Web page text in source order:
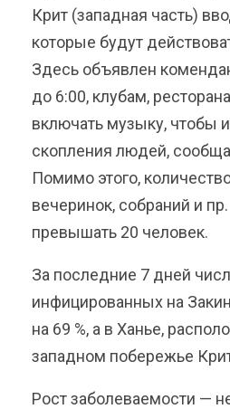
Крит (западная часть)
которые будут
Здесь объявлен
до 6:00, клубам,
включать музыку, чтобы
скопления людей,
Помимо этого,
вечеринок, собраний и
превышать 20 человек.
За последние 7 дней
инфицированных на
на 69 %, а в Ханье,
западном побережье
Рост заболеваемости —